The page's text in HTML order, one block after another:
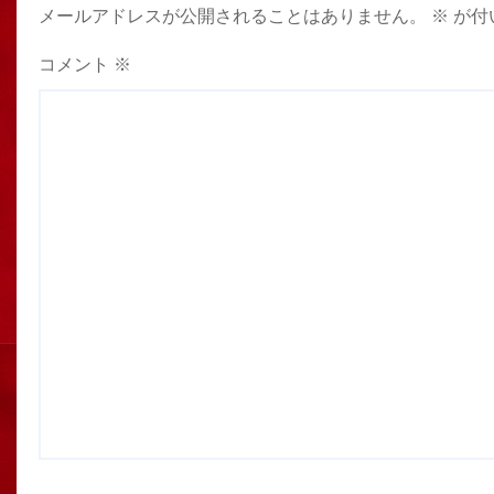
メールアドレスが公開されることはありません。 ※ が付
コメント ※